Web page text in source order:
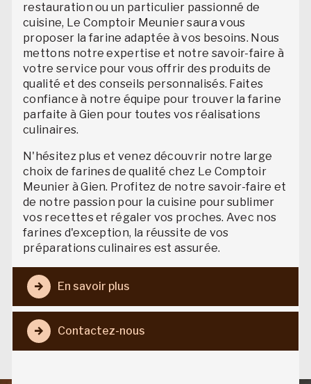
restauration ou un particulier passionné de
cuisine, Le Comptoir Meunier saura vous
proposer la farine adaptée à vos besoins. Nous
mettons notre expertise et notre savoir-faire à
votre service pour vous offrir des produits de
qualité et des conseils personnalisés. Faites
confiance à notre équipe pour trouver la farine
parfaite à Gien pour toutes vos réalisations
culinaires.
N'hésitez plus et venez découvrir notre large
choix de farines de qualité chez Le Comptoir
Meunier à Gien. Profitez de notre savoir-faire et
de notre passion pour la cuisine pour sublimer
vos recettes et régaler vos proches. Avec nos
farines d'exception, la réussite de vos
préparations culinaires est assurée.
En savoir plus
Contactez-nous